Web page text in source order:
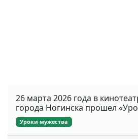
26 марта 2026 года в
города Ногинска прошел
Уроки мужества